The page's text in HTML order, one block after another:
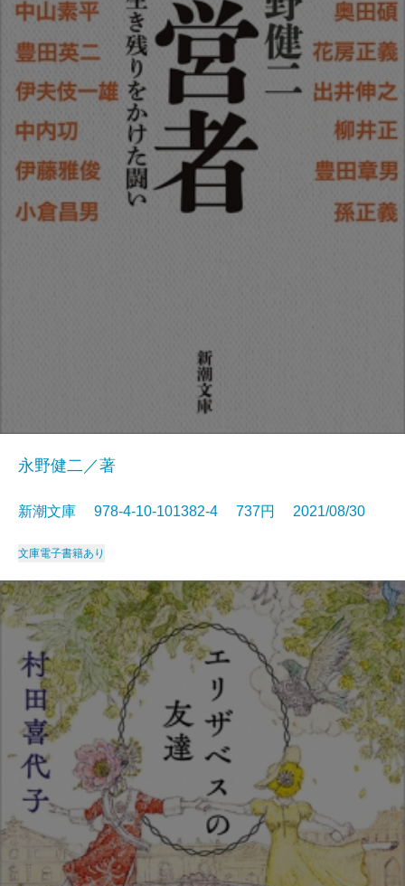
永野健二／著
新潮文庫 978-4-10-101382-4 737円 2021/08/30
文庫電子書籍あり